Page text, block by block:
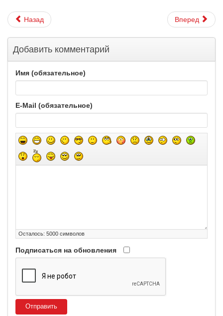
Назад Вперед
Добавить комментарий
Имя (обязательное)
E-Mail (обязательное)
Осталось: 5000 символов
Подписаться на обновления
Отправить